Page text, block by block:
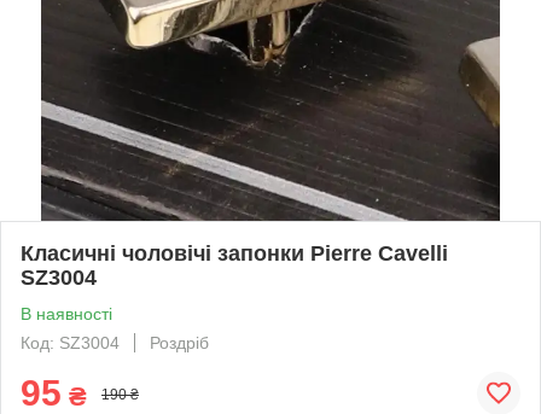
Класичні чоловічі запонки Pierre Cavelli
SZ3004
В наявності
Код: SZ3004
Роздріб
95 ₴ 190 ₴